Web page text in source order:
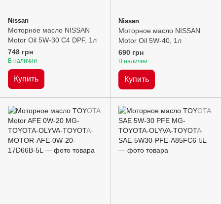
Nissan
Моторное масло NISSAN
Motor Oil 5W-30 C4 DPF, 1л
748 грн
В наличии
Купить
Nissan
Моторное масло NISSAN
Motor Oil 5W-40, 1л
690 грн
В наличии
Купить